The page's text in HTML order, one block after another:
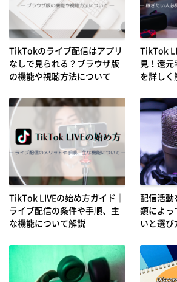
TikTokのライブ配信はアプリ
なしで見られる？ブラウザ版
の機能や視聴方法について
TikTok
見！還
を詳しく
TikTok LIVEの始め方ガイド｜
ライブ配信の条件や手順、主
な機能について解説
配信活動
類によっ
いと選び